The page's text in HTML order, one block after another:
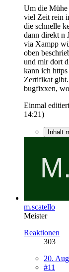
Um die Mühe
viel Zeit rein
die schnelle
dann direkt n
via Xampp
oben
und mir dort
kann ich
Zertifikat
bugfixxen,
Einmal
14:21)
Inhalt
m.scatello
Meister
Reaktionen
303
20.
#11